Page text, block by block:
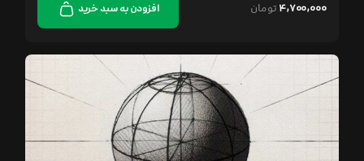
۴,۷۰۰,۰۰۰ تومان افزودن به سبد خرید